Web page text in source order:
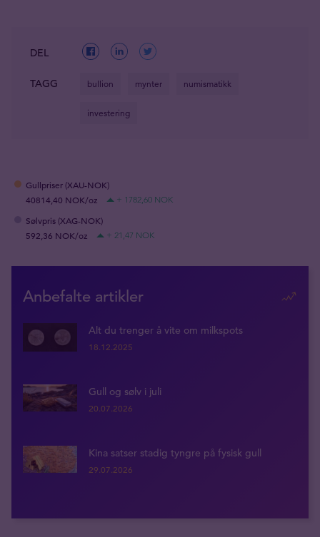
DEL
TAGG bullion mynter numismatikk
investering
Gullpriser (XAU-NOK)
40814,40 NOK/oz
+ 1782,60 NOK
Sølvpris (XAG-NOK)
592,36 NOK/oz
+ 21,47 NOK
Anbefalte artikler
Alt du trenger å vite om milkspots
18.12.2025
Gull og sølv i juli
20.07.2026
Kina satser stadig tyngre på fysisk gull
29.07.2026